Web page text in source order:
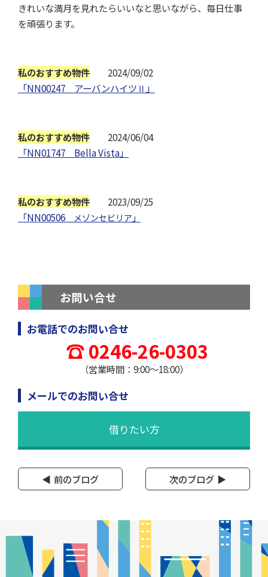
きれいな満月を見れたらいいなと思いながら、毎日仕事
を頑張ります。
私のおすすめ物件
2024/09/02
「NN00247 アーバンハイツⅡ」
私のおすすめ物件 2024/06/04
「NN01747 Bella Vista」
私のおすすめ物件 2023/09/25
「NN00506 メゾンセビリア」
お問い合せ
お電話でのお問い合せ
0246-26-0303
（営業時間：9:00～18:00）
メールでのお問い合せ
借りたい方
前のブログ 次のブログ